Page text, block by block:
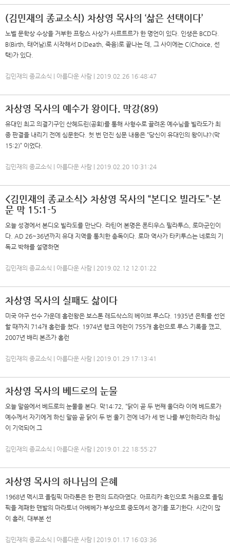
(김민재의 종교소식) 차상영 목사의 ‘삶은 선택이다’
노벨 문학상 수상을 거부한 프랑스 사상가 사르트르가 한 명언이 있다. 인생은 BCD다.
B(Birth, 태어남)로 시작해서 D(Death, 죽음)로 끝나는 데, 그 사이에는 C(Choice, 선
택)가 있다.
김민재의 종교소식 | 아름다운 사람 | 2019.02.26 16:48:47
차상영 목사의 예수가 왕이다. 막강(89)
유대인 최고 의결기구인 산헤드린(공회)를 통해 사형수로 끌려온 예수님을 빌라도가 최
종 판결을 내리기 전에 심문한다. 첫 번 던진 심문 내용은 “당신이 유대인의 왕이냐?(막
15:2)” 이었다.
김민재의 종교소식 | 아름다운 사람 | 2019.02.20 10:31:24
<김민재의 종교소식> 차상영 목사의 “본디오 빌라도”-본
문 막 15:1-5
오늘 성경에서 본디오 빌라도를 만난다. 라틴어 본명은 폰티우스 필라투스, 로마군인이
다. AD 26~36년까지 유대 지역을 통치한 총독이다. 로마 역사가 타키투스는 네로의 기
독교 박해를 설명하면
김민재의 종교소식 | 아름다운 사람 | 2019.02.12 12:01:22
차상영 목사의 실패도 삶이다
미국 야구 선수 가운데 홈런왕은 보스톤 레드삭스의 베이브 루스다. 1935년 은퇴를 선언
할 때까지 714개 홈런을 쳤다. 1974년 행크 에런이 755개 홈런으로 루스 기록을 깼고,
2007년 배리 본즈가 홈런
김민재의 종교소식 | 아름다운 사람 | 2019.01.29 17:13:41
차상영 목사의 베드로의 눈물
오늘 말씀에서 베드로의 눈물을 본다. 막14:72, “닭이 곧 두 번째 울더라 이에 베드로가
예수께서 자기에게 하신 말씀 곧 닭이 두 번 울기 전에 네가 세 번 나를 부인하리라 하심
이 기억되어 그
김민재의 종교소식 | 아름다운 사람 | 2019.01.22 18:55:27
차상영 목사의 하나님의 은혜
1968년 멕시코 올림픽 마라톤은 한 편의 드라마였다. 아프리카 흑인으로 처음으로 올림
픽을 제패한 맨발의 마라토너 아베베가 부상으로 중도에서 경기를 포기한다. 시간이 많
이 흘러, 대부분 선
김민재의 종교소식 | 아름다운 사람 | 2019.01.17 16:03:36